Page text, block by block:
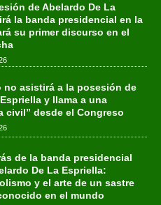
de Abelardo De La
la banda presidencial en la
su primer discurso en el
no asistirá a la posesión de
y llama a una
civil” desde el Congreso
de la banda presidencial
De La Espriella:
y el arte de un sastre
en el mundo